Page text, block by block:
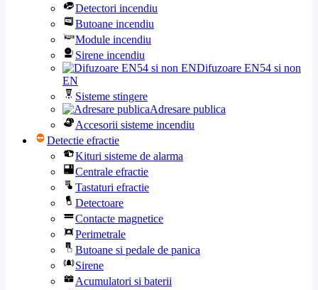
Detectori incendiu
Butoane incendiu
Module incendiu
Sirene incendiu
Difuzoare EN54 si non
EN
Sisteme stingere
Adresare publica
Accesorii sisteme incendiu
Detectie efractie
Kituri sisteme de alarma
Centrale efractie
Tastaturi efractie
Detectoare
Contacte magnetice
Perimetrale
Butoane si pedale de panica
Sirene
Acumulatori si baterii